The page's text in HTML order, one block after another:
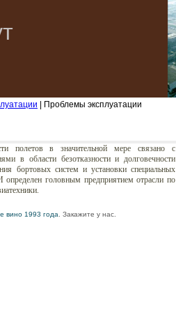
| Проблемы эксплуатации
полетов в значительной мере связано с
в области безотказности и долговечности
бортовых систем и установки специальных
головным предприятием отрасли по
вино 1993 года . Закажите у нас.